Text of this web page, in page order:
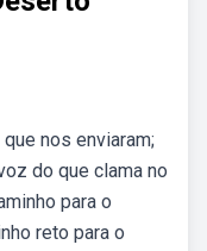
nos enviaram;
do que clama no
para o
reto para o